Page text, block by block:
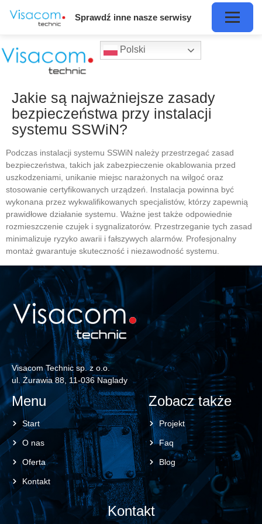
Polski
Jakie są najważniejsze zasady
bezpieczeństwa przy instalacji
systemu SSWiN?
Podczas instalacji systemu SSWiN należy przestrzegać zasad
bezpieczeństwa, takich jak zabezpieczenie okablowania przed
uszkodzeniami, unikanie miejsc narażonych na wilgoć oraz
stosowanie certyfikowanych urządzeń. Instalacja powinna być
wykonana przez wykwalifikowanych specjalistów, którzy zapewnią
prawidłowe działanie systemu. Ważne jest także odpowiednie
rozmieszczenie czujek i sygnalizatorów. Przestrzeganie tych zasad
minimalizuje ryzyko awarii i fałszywych alarmów. Profesjonalny
montaż gwarantuje skuteczność i niezawodność systemu.
Visacom Technic sp. z o.o.
ul. Żurawia 88, 11-036 Naglady
Menu
Start
O nas
Oferta
Kontakt
Zobacz także
Projekt
Faq
Blog
Kontakt
Sprawdź inne nasze serwisy